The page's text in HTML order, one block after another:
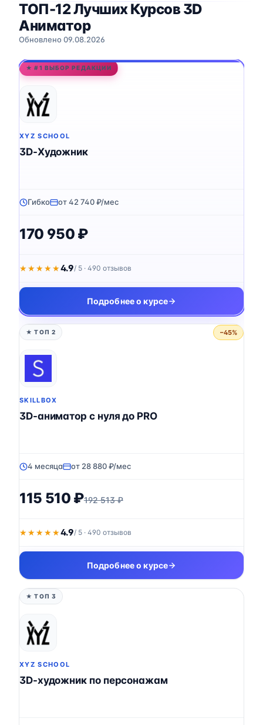
ТОП-12 Лучших Курсов 3D
Аниматор
Обновлено 09.08.2026
★ #1 ВЫБОР РЕДАКЦИИ
XYZ SCHOOL
3D-Художник
Гибко от 42 740 ₽/мес
170 950 ₽
★★★★★
★★★★★4.9/ 5 · 490 отзывов
Подробнее о курсе
★ ТОП 2 −45%
SKILLBOX
3D-аниматор с нуля до PRO
4 месяца от 28 880 ₽/мес
115 510 ₽192 513 ₽
★★★★★
★★★★★4.9/ 5 · 490 отзывов
Подробнее о курсе
★ ТОП 3
XYZ SCHOOL
3D-художник по персонажам